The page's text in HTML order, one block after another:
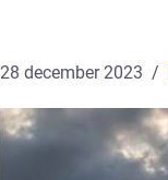
28 december 2023